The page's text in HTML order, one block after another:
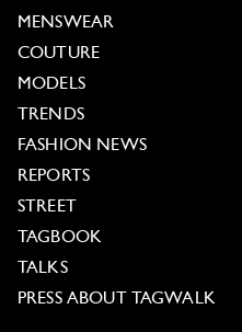
MENSWEAR
COUTURE
MODELS
TRENDS
FASHION NEWS
REPORTS
STREET
TAGBOOK
TALKS
PRESS ABOUT TAGWALK